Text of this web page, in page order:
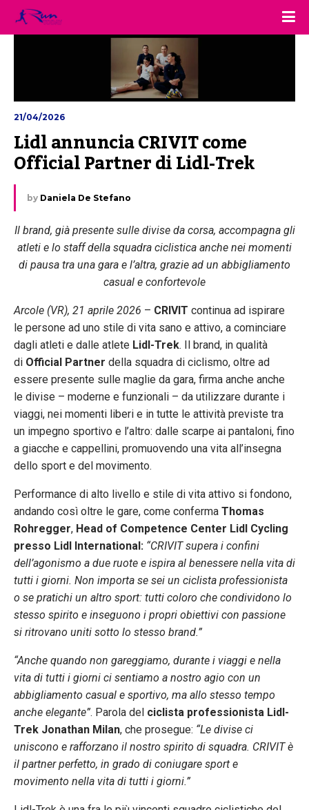
21/04/2026
Lidl annuncia CRIVIT come
Official Partner di Lidl-Trek
by Daniela De Stefano
Il brand, già presente sulle divise da corsa, accompagna gli
atleti e lo staff della squadra ciclistica anche nei momenti
di pausa tra una gara e l’altra, grazie ad un abbigliamento
casual e confortevole
Arcole (VR), 21 aprile 2026 – CRIVIT continua ad ispirare
le persone ad uno stile di vita sano e attivo, a cominciare
dagli atleti e dalle atlete Lidl-Trek. Il brand, in qualità
di Official Partner della squadra di ciclismo, oltre ad
essere presente sulle maglie da gara, firma anche anche
le divise – moderne e funzionali – da utilizzare durante i
viaggi, nei momenti liberi e in tutte le attività previste tra
un impegno sportivo e l’altro: dalle scarpe ai pantaloni, fino
a giacche e cappellini, promuovendo una vita all’insegna
dello sport e del movimento.
Performance di alto livello e stile di vita attivo si fondono,
andando così oltre le gare, come conferma Thomas
Rohregger, Head of Competence Center Lidl Cycling
presso Lidl International: “CRIVIT supera i confini
dell’agonismo a due ruote e ispira al benessere nella vita di
tutti i giorni. Non importa se sei un ciclista professionista
o se pratichi un altro sport: tutti coloro che condividono lo
stesso spirito e inseguono i propri obiettivi con passione
si ritrovano uniti sotto lo stesso brand.”
“Anche quando non gareggiamo, durante i viaggi e nella
vita di tutti i giorni ci sentiamo a nostro agio con un
abbigliamento casual e sportivo, ma allo stesso tempo
anche elegante”. Parola del ciclista professionista Lidl-
Trek Jonathan Milan, che prosegue: “Le divise ci
uniscono e rafforzano il nostro spirito di squadra. CRIVIT è
il partner perfetto, in grado di coniugare sport e
movimento nella vita di tutti i giorni.”